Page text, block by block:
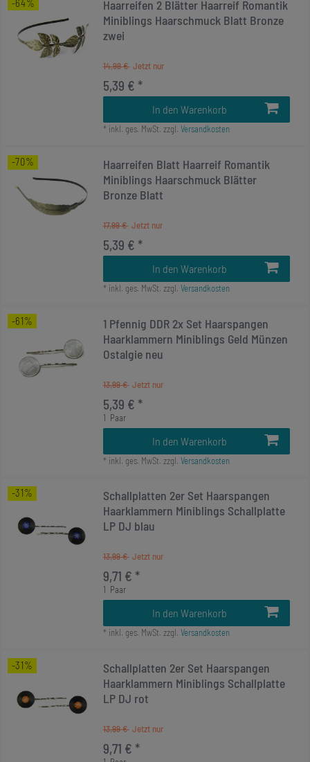
-64%
Haarreifen 2 Blätter Haarreif Romantik
Miniblings Haarschmuck Blatt Bronze
zwei
14,99 €
5,39 € *
In den Warenkorb
* inkl. ges. MwSt. zzgl. Versandkosten
-70%
Haarreifen Blatt Haarreif Romantik
Miniblings Haarschmuck Blätter
Bronze Blatt
17,99 €
5,39 € *
In den Warenkorb
* inkl. ges. MwSt. zzgl. Versandkosten
-61%
1 Pfennig DDR 2x Set Haarspangen
Haarklammern Miniblings Geld Münzen
Ostalgie neu
13,99 €
5,39 € *
1 Paar
In den Warenkorb
* inkl. ges. MwSt. zzgl. Versandkosten
-31%
Schallplatten 2er Set Haarspangen
Haarklammern Miniblings Schallplatte
LP DJ blau
13,99 €
9,71 € *
1 Paar
In den Warenkorb
* inkl. ges. MwSt. zzgl. Versandkosten
-31%
Schallplatten 2er Set Haarspangen
Haarklammern Miniblings Schallplatte
LP DJ rot
13,99 €
9,71 € *